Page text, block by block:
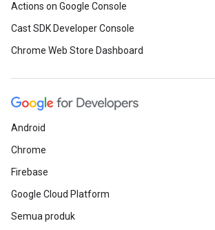
Actions on Google Console
Cast SDK Developer Console
Chrome Web Store Dashboard
Android
Chrome
Firebase
Google Cloud Platform
Semua produk